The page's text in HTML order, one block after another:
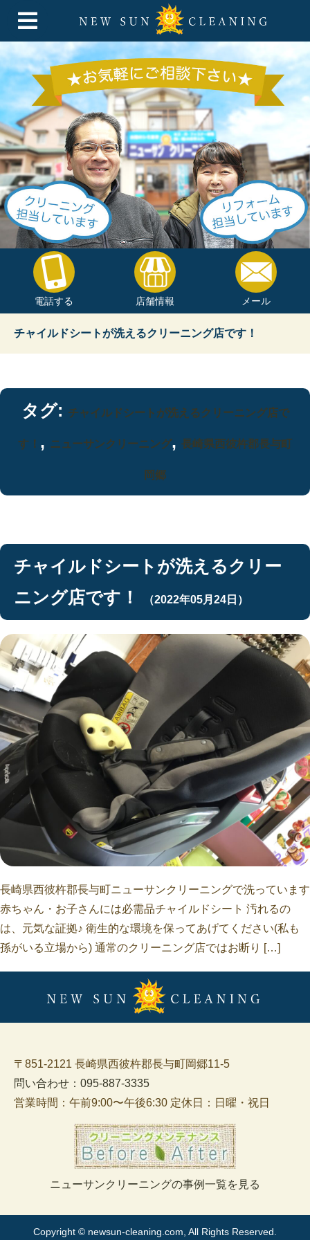
電話する 店舗情報 メール
チャイルドシートが洗えるクリーニング店です！
タグ: チャイルドシートが洗えるクリーニング店で
す！ , ニューサンクリーニング, 長崎県西彼杵郡長与町
岡郷
チャイルドシートが洗えるクリー
ニング店です！
（2022年05月24日）
長崎県西彼杵郡長与町ニューサンクリーニングで洗っています
赤ちゃん・お子さんには必需品チャイルドシート 汚れるの
は、元気な証拠♪ 衛生的な環境を保ってあげてください(私も
孫がいる立場から) 通常のクリーニング店ではお断り […]
〒851-2121 長崎県西彼杵郡長与町岡郷11-5
問い合わせ：095-887-3335
営業時間：午前9:00〜午後6:30 定休日：日曜・祝日
ニューサンクリーニングの事例一覧を見る
Copyright © newsun-cleaning.com, All Rights Reserved.